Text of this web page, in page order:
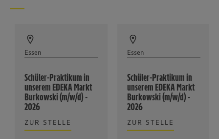
Essen
Schüler-Praktikum in
unserem EDEKA Markt
Burkowski (m/w/d) -
2026
ZUR STELLE
Essen
Schüler-Praktikum in
unserem EDEKA Markt
Burkowski (m/w/d) -
2026
ZUR STELLE